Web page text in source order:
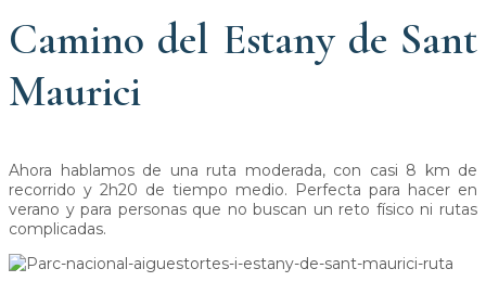
Camino del Estany de Sant
Maurici
Ahora hablamos de una ruta moderada, con casi 8 km de
recorrido y 2h20 de tiempo medio. Perfecta para hacer en
verano y para personas que no buscan un reto físico ni rutas
complicadas.